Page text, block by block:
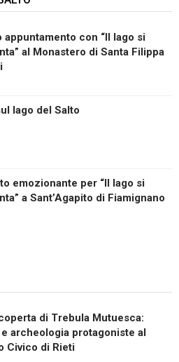
appuntamento con “Il lago si
al Monastero di Santa Filippa
lago del Salto
emozionante per “Il lago si
a Sant’Agapito di Fiamignano
di Trebula Mutuesca:
archeologia protagoniste al
Civico di Rieti